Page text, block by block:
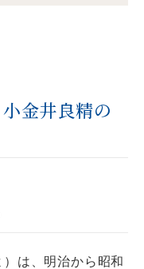
金井良精の
は、明治から昭和